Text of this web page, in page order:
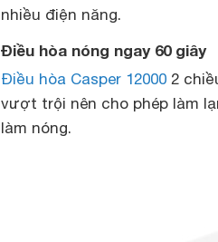
nhiều điện năng.
Điều hòa nóng ngay 60 giây
Điều hòa Casper 12000 2
vượt trội nên cho phép làm
làm nóng.